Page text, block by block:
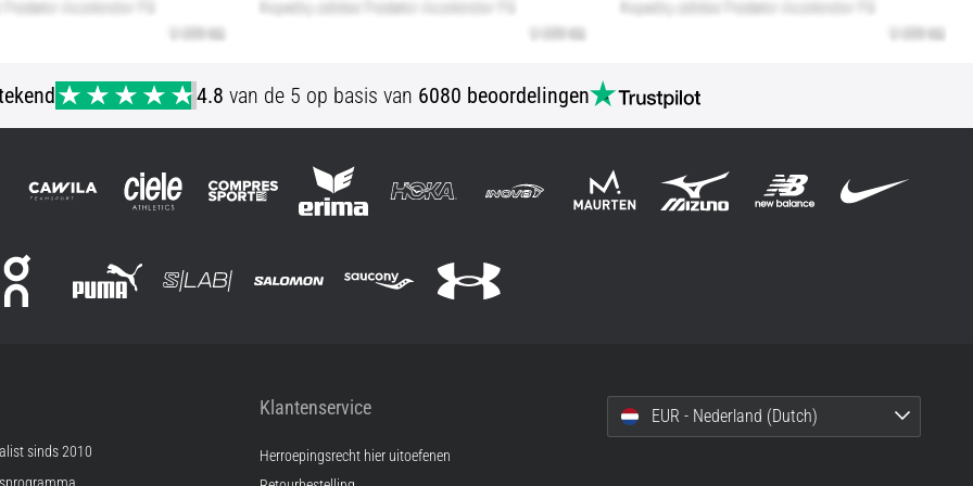
4.8 van de 5 op basis van 6080 beoordelingen
sinds 2010
Klantenservice
Herroepingsrecht hier uitoefenen
EUR - Nederland (Dutch)